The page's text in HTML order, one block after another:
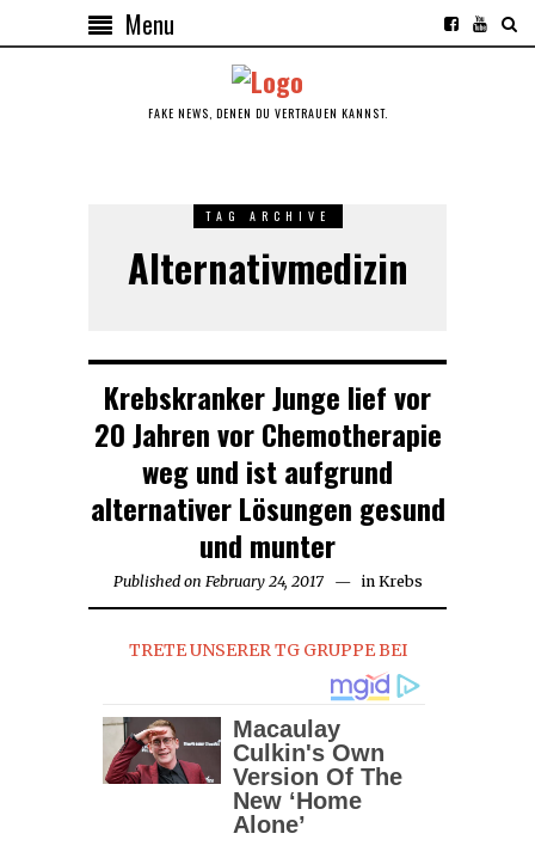
Menu
FAKE NEWS, DENEN DU VERTRAUEN KANNST.
TAG ARCHIVE
Alternativmedizin
Krebskranker Junge lief vor
20 Jahren vor Chemotherapie
weg und ist aufgrund
alternativer Lösungen gesund
und munter
Published on February 24, 2017April in Krebs
TRETE UNSERER TG GRUPPE BEI